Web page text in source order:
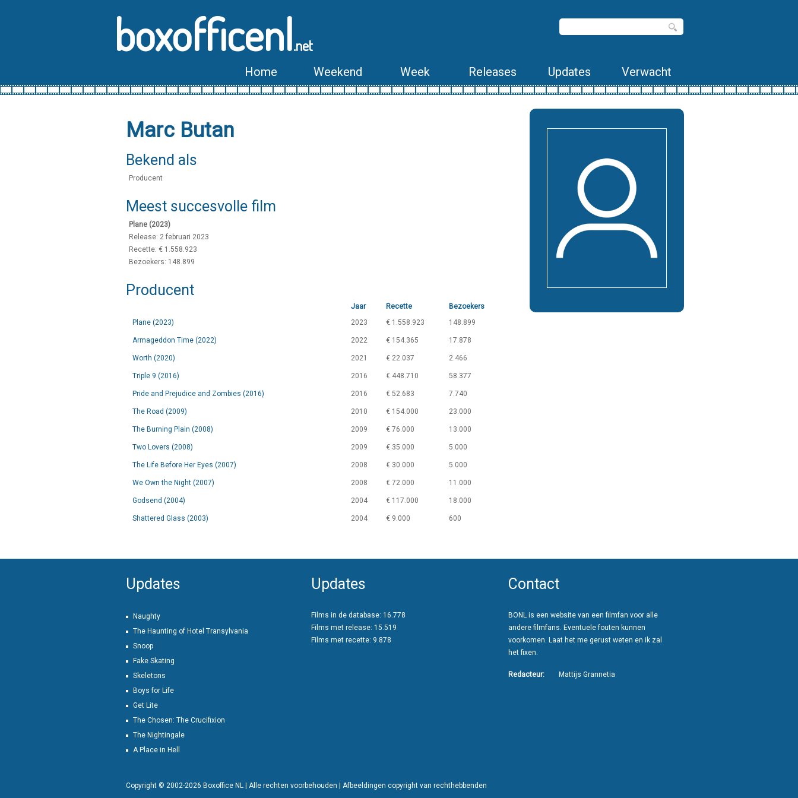
boxofficenl.net
Home Weekend Week Releases Updates Verwacht
Marc Butan
Bekend als
Producent
Meest succesvolle film
Plane (2023)
Release: 2 februari 2023
Recette: € 1.558.923
Bezoekers: 148.899
Producent
Jaar Recette
Bezoekers
Plane (2023)
2023 € 1.558.923 148.899
Armageddon Time (2022) 2022 € 154.365 17.878
Worth (2020) 2021 € 22.037 2.466
Triple 9 (2016) 2016 € 448.710 58.377
Pride and Prejudice and Zombies (2016) 2016 € 52.683 7.740
The Road (2009) 2010 € 154.000 23.000
The Burning Plain (2008) 2009 € 76.000 13.000
Two Lovers (2008) 2009 € 35.000 5.000
The Life Before Her Eyes (2007) 2008 € 30.000 5.000
We Own the Night (2007) 2008 € 72.000 11.000
Godsend (2004) 2004 € 117.000 18.000
Shattered Glass (2003) 2004 € 9.000 600
Updates
Naughty
The Haunting of Hotel Transylvania
Snoop
Fake Skating
Skeletons
Boys for Life
Get Lite
The Chosen: The Crucifixion
The Nightingale
A Place in Hell
Updates
Films in de database: 16.778
Films met release: 15.519
Films met recette: 9.878
Contact
BONL is een website van een filmfan voor alle
andere filmfans. Eventuele fouten kunnen
voorkomen. Laat het me gerust weten en ik zal
het fixen.
Redacteur: Mattijs Grannetia
Copyright © 2002-2026 Boxoffice NL | Alle rechten voorbehouden | Afbeeldingen copyright van rechthebbenden